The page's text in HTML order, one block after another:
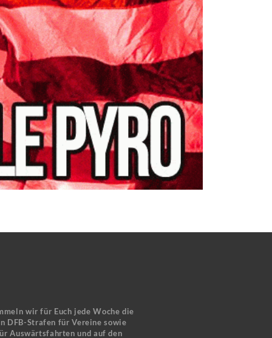
wir für Euch jede Woche die
DFB-Strafen für Vereine sowie
Auswärtsfahrten und auf den